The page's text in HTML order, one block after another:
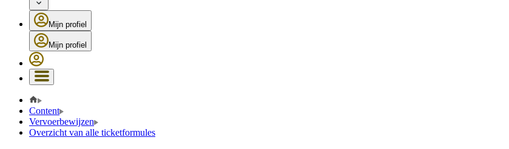
Mijn profiel
Mijn profiel
Content
Vervoerbewijzen
Overzicht van alle ticketformules